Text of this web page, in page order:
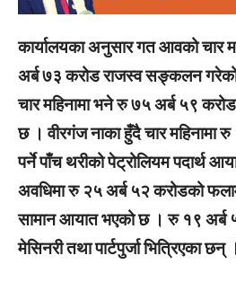
कार्यालयका अनुसार गत आवको चार
अर्ब ७३ करोड राजस्व सङ्कलन
चार महिनामा भने रु ७५ अर्ब ५९
छ । वीरगंज नाका हुँदै चार महिनामा
पर्ने पाँच थरीको पेट्रोलियम पदार्थ
अवधिमा रु २५ अर्ब ५२ करोडको
सामान आयात भएको छ । रु १९ अर्ब
मेसिनरी तथा पार्टपुर्जा भित्रिएका छन् ।